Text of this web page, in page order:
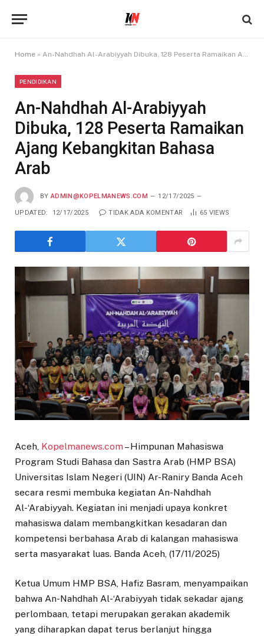
Home » An-Nahdhah Al-Arabiyyah Dibuka, 128 Peserta Ramaikan Ajang Kebangkitan Bahasa Arab
PENDIDIKAN
An-Nahdhah Al-Arabiyyah
Dibuka, 128 Peserta Ramaikan
Ajang Kebangkitan Bahasa
Arab
BY ADMIN@KOPELMANEWS.COM 12/17/2025
UPDATED: 12/17/2025 TIDAK ADA KOMENTAR 65 VIEWS
Aceh, Kopelmanews.com– Himpunan Mahasiswa
Program Studi Bahasa dan Sastra Arab (HMP BSA)
Universitas Islam Negeri (UIN) Ar-Raniry Banda Aceh
secara resmi membuka kegiatan An-Nahdhah
Al-‘Arabiyyah. Kegiatan ini menjadi upaya konkret
mahasiswa dalam membangkitkan kesadaran dan
kompetensi berbahasa Arab di kalangan mahasiswa
serta masyarakat luas. Banda Aceh, (17/11/2025)
Ketua Umum HMP BSA, Hafiz Basram, menyampaikan
bahwa An-Nahdhah Al-‘Arabiyyah tidak sekadar ajang
perlombaan, tetapi merupakan gerakan akademik
yang diharapkan dapat terus berlanjut hingga